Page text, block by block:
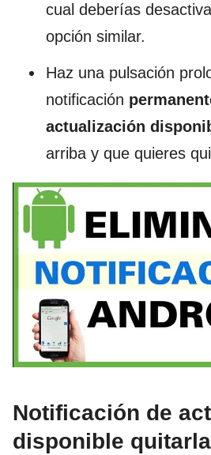
cual deberías
opción similar.
Haz una pulsación
notificación
actualización
arriba y que quieres
Notificación de
disponible